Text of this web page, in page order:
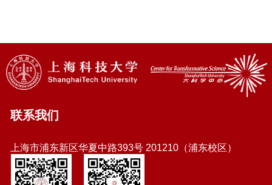
联系我们
上海市浦东新区华夏中路393号 201210（浦东校区）